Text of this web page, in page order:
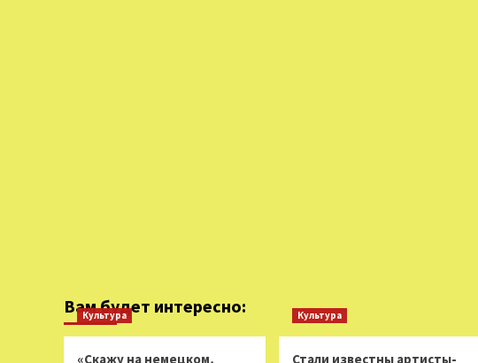
Вам будет интересно:
Культура
«Скажу на немецком,
Культура
Стали известны артисты-